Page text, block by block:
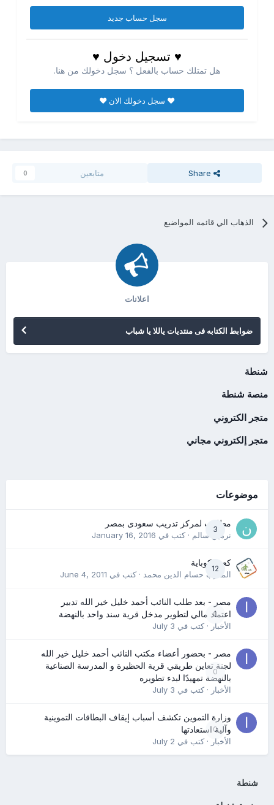
سجل حساب جديد
♥ تسجيل دخول ♥
هل تمتلك حساب بالفعل ؟ سجل دخولك من هنا.
♥ سجل دخولك الان ♥
Share متابعين 0
الذهاب الي قائمه المواضيع
اعلانات
ضوابط الكتابه فى منتديات ياللا يا شباب
شنطة
منصة شنطة
متجر الكتروني
متجر إلكتروني مجاني
موضوعات
3
مطلوب لمركز تدريب سعودى بمصر
نرمين سالم· كتب في January 16, 2016
12
كعب كوباية
المدرب حسام الدين محمد· كتب في June 4, 2011
0
مصر - بعد طلب النائب أحمد خليل خير الله تدبير
اعتماد مالي لتطوير مدخل قرية سند واحد بالنهضة
الأخبار· كتب في July 3
0
مصر - بحضور أعضاء مكتب النائب أحمد خليل خير الله
لجنة تعاين طريقي قرية الحظيرة و المدرسة الصناعية
بالنهضة تمهيدًا لبدء تطويره
الأخبار· كتب في July 3
0
وزارة التموين تكشف أسباب إيقاف البطاقات التموينية
وآلية استعادتها
الأخبار· كتب في July 2
شنطة